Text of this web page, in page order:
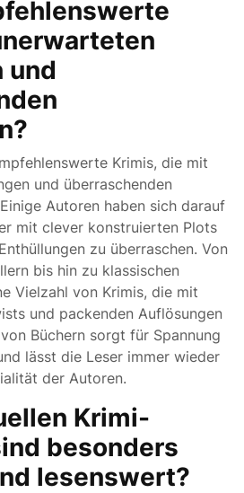
und
Krimis, die mit
und überraschenden
Autoren haben sich darauf
mit clever konstruierten Plots
zu überraschen. Von
bis hin zu klassischen
Vielzahl von Krimis, die mit
und packenden Auflösungen
Büchern sorgt für Spannung
lässt die Leser immer wieder
der Autoren.
Krimi-
besonders
lesenswert?